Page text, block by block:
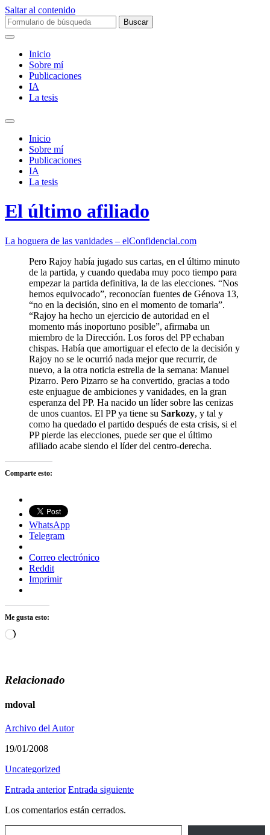
Saltar al contenido
Buscar:
Inicio
Sobre mí­
Publicaciones
IA
La tesis
Alternar
campo
búsqueda
Inicio
Sobre mí­
Publicaciones
IA
La tesis
El último afiliado
La hoguera de las vanidades – elConfidencial.com
Pero Rajoy había jugado sus cartas, en el último minuto
de la partida, y cuando quedaba muy poco tiempo para
empezar la partida definitiva, la de las elecciones. “Nos
hemos equivocado”, reconocían fuentes de Génova 13,
“no en la decisión, sino en el momento de tomarla”.
“Rajoy ha hecho un ejercicio de autoridad en el
momento más inoportuno posible”, afirmaba un
miembro de la Dirección. Los foros del PP echaban
chispas. Había que amortiguar el efecto de la decisión y
Rajoy no se le ocurrió nada mejor que recurrir, de
nuevo, a la otra noticia estrella de la semana: Manuel
Pizarro. Pero Pizarro se ha convertido, gracias a todo
este enjuague de ambiciones y vanidades, en la gran
esperanza del PP. Ha nacido un líder sobre las cenizas
de unos cuantos. El PP ya tiene su Sarkozy, y tal y
como ha quedado el partido después de esta crisis, si el
PP pierde las elecciones, puede ser que el último
afiliado acabe siendo el líder del centro-derecha.
Comparte esto:
WhatsApp
Telegram
Correo electrónico
Reddit
Imprimir
Me gusta esto:
Cargando...
Relacionado
mdoval
Archivo del Autor
19/01/2008
Uncategorized
Entrada anterior Entrada siguiente
Los comentarios están cerrados.
Escribe tu correo electrónico…